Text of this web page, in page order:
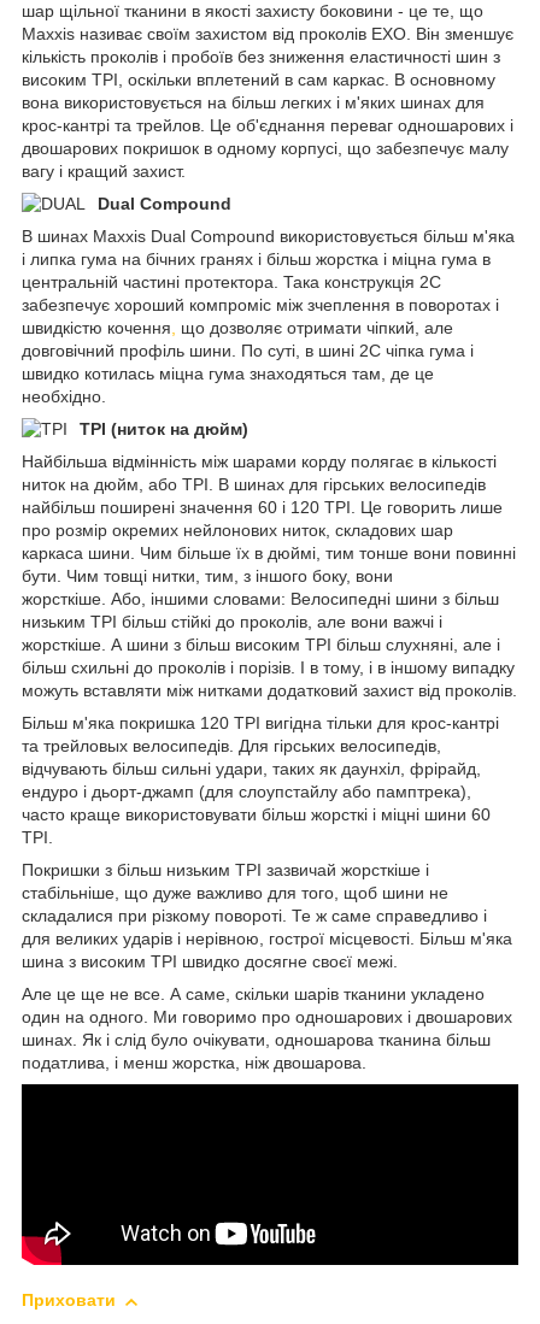
шар щільної тканини в якості захисту боковини - це те, що
Maxxis називає своїм захистом від проколів EXO. Він зменшує
кількість проколів і пробоїв без зниження еластичності шин з
високим TPI, оскільки вплетений в сам каркас. В основному
вона використовується на більш легких і м'яких шинах для
крос-кантрі та трейлов. Це об'єднання переваг одношарових і
двошарових покришок в одному корпусі, що забезпечує малу
вагу і кращий захист.
Dual Compound
В шинах Maxxis Dual Compound використовується більш м'яка
і липка гума на бічних гранях і більш жорстка і міцна гума в
центральній частині протектора. Така конструкція 2C
забезпечує хороший компроміс між зчеплення в поворотах і
швидкістю кочення, що дозволяє отримати чіпкий, але
довговічний профіль шини. По суті, в шині 2C чіпка гума і
швидко котилась міцна гума знаходяться там, де це
необхідно.
TPI (ниток на дюйм)
Найбільша відмінність між шарами корду полягає в кількості
ниток на дюйм, або TPI. В шинах для гірських велосипедів
найбільш поширені значення 60 і 120 TPI. Це говорить лише
про розмір окремих нейлонових ниток, складових шар
каркаса шини. Чим більше їх в дюймі, тим тонше вони повинні
бути. Чим товщі нитки, тим, з іншого боку, вони
жорсткіше. Або, іншими словами: Велосипедні шини з більш
низьким TPI більш стійкі до проколів, але вони важчі і
жорсткіше. А шини з більш високим TPI більш слухняні, але і
більш схильні до проколів і порізів. І в тому, і в іншому випадку
можуть вставляти між нитками додатковий захист від проколів.
Більш м'яка покришка 120 TPI вигідна тільки для крос-кантрі
та трейловых велосипедів. Для гірських велосипедів,
відчувають більш сильні удари, таких як даунхіл, фрірайд,
ендуро і дьорт-джамп (для слоупстайлу або памптрека),
часто краще використовувати більш жорсткі і міцні шини 60
TPI.
Покришки з більш низьким TPI зазвичай жорсткіше і
стабільніше, що дуже важливо для того, щоб шини не
складалися при різкому повороті. Те ж саме справедливо і
для великих ударів і нерівною, гострої місцевості. Більш м'яка
шина з високим TPI швидко досягне своєї межі.
Але це ще не все. А саме, скільки шарів тканини укладено
один на одного. Ми говоримо про одношарових і двошарових
шинах. Як і слід було очікувати, одношарова тканина більш
податлива, і менш жорстка, ніж двошарова.
Приховати